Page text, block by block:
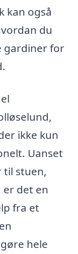
kan også
du
gardiner for
ikke kun
Uanset
stuen,
det en
fra et
hele